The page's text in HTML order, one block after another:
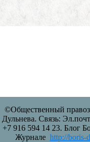
©Общественный
Дульнева. Связь:
+7 916 594 14 23. Блог
Журнале http://boris-